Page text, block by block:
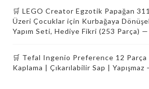
🛒 LEGO Creator Egzotik Papağan
Üzeri Çocuklar için Kurbağaya
Yapım Seti, Hediye Fikri (253 Parça)
🛒 Tefal Ingenio Preference 12
Kaplama | Çıkarılabilir Sap |